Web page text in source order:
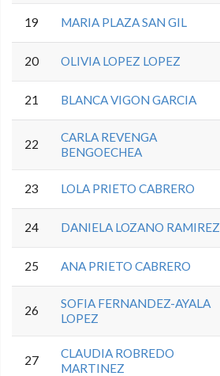
19 MARIA PLAZA SAN GIL
20 OLIVIA LOPEZ LOPEZ
21 BLANCA VIGON GARCIA
22
CARLA REVENGA
BENGOECHEA
23 LOLA PRIETO CABRERO
24 DANIELA LOZANO RAMIREZ
25 ANA PRIETO CABRERO
26
SOFIA FERNANDEZ-AYALA
LOPEZ
27
CLAUDIA ROBREDO
MARTINEZ